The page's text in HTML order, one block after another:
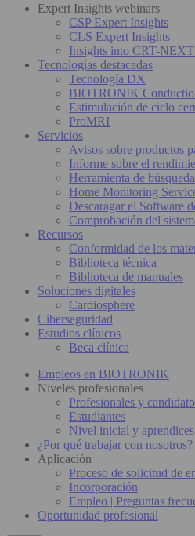
Expert Insights webinars
CSP Expert Insights
CLS Expert Insights
Insights into CRT-
Tecnologías destacadas
Tecnología DX
BIOTRONIK
Estimulación de ciclo
ProMRI
Servicios
Avisos sobre productos
Informe sobre el
Herramienta de
Home Monitoring
Descaragar el Software
Comprobación del
Recursos
Conformidad de los
Biblioteca técnica
Biblioteca de manuales
Soluciones digitales
Cardiosphere
Ciberseguridad
Estudios clínicos
Beca clínica
Empleos en BIOTRONIK
Niveles profesionales
Profesionales y
Estudiantes
Nivel inicial y aprendices
¿Por qué trabajar con nosotros?
Aplicación
Proceso de solicitud de
Incorporación
Empleo | Preguntas
Oportunidad profesional